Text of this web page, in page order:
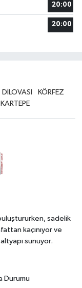
20:00
20:00
DİLOVASI
KÖRFEZ
KARTEPE
sadelik
kaçınıyor ve
sunuyor.
Durumu